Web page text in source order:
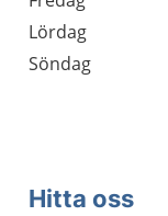
Lördag
Söndag
Hitta oss